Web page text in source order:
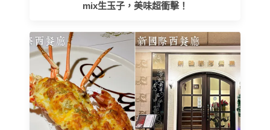
mix生玉子，美味超衝擊！